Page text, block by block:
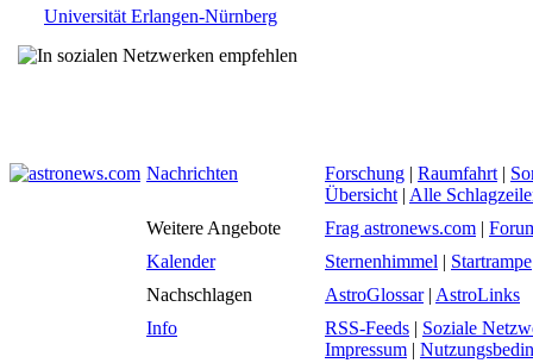
Universität Erlangen-Nürnberg
Nachrichten Forschung | Raumfahrt |
Übersicht | Alle
Weitere Angebote
Frag astronews.com |
Kalender
Sternenhimmel | Startrampe
Nachschlagen
AstroGlossar| AstroLinks
Info
RSS-Feeds | Soziale
Impressum |